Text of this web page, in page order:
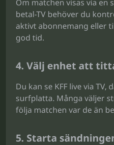
Om matchen visas via en
betal-TV behöver du
aktivt abonnemang eller
god tid.
4. Välj enhet att
Du kan se KFF live via TV,
surfplatta. Många väljer
följa matchen var de än
5. Starta